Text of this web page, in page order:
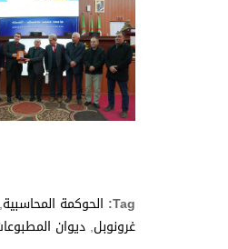
Tag: الحوكمة المحاسبية,
غرونوبل, ديوان